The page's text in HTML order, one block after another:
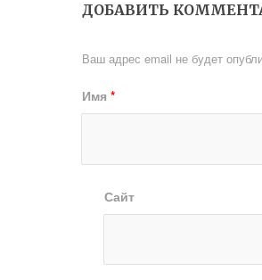
ДОБАВИТЬ
Ваш адрес email не будет
Имя *
Сайт